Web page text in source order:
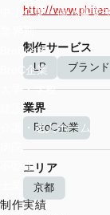
中小企業・個人事業
業界別
BtoB企業
BtoC企業
大学・学校
介護・老人ホーム
不動産
制作実績
http://
制作サービス
LP ブラン
業界
BtoC企業
エリア
京都